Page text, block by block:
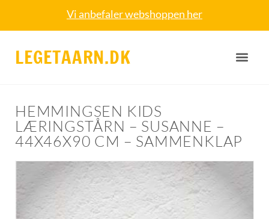
Vi anbefaler webshoppen her
LEGETAARN.DK
HEMMINGSEN KIDS
LÆRINGSTÅRN – SUSANNE –
44X46X90 CM – SAMMENKLAP